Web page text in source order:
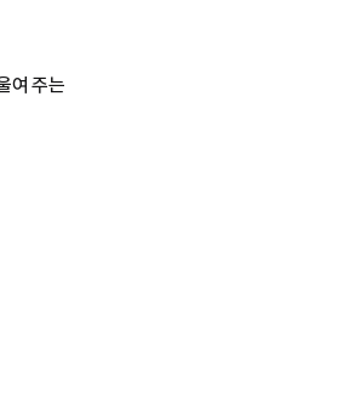
여 주는